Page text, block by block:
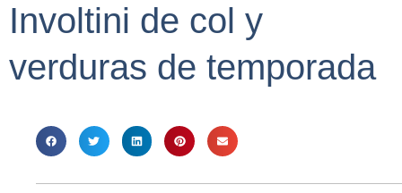
Involtini de col y
verduras de temporada